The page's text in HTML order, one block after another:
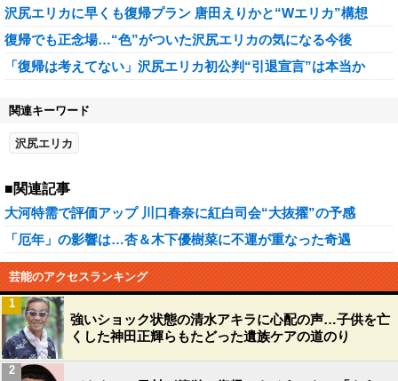
沢尻エリカに早くも復帰プラン 唐田えりかと“Wエリカ”構想
復帰でも正念場…“色”がついた沢尻エリカの気になる今後
「復帰は考えてない」沢尻エリカ初公判“引退宣言”は本当か
関連キーワード
沢尻エリカ
■関連記事
大河特需で評価アップ 川口春奈に紅白司会“大抜擢”の予感
「厄年」の影響は…杏＆木下優樹菜に不運が重なった奇遇
芸能のアクセスランキング
強いショック状態の清水アキラに心配の声…子供を亡
くした神田正輝らもたどった遺族ケアの道のり
1
2